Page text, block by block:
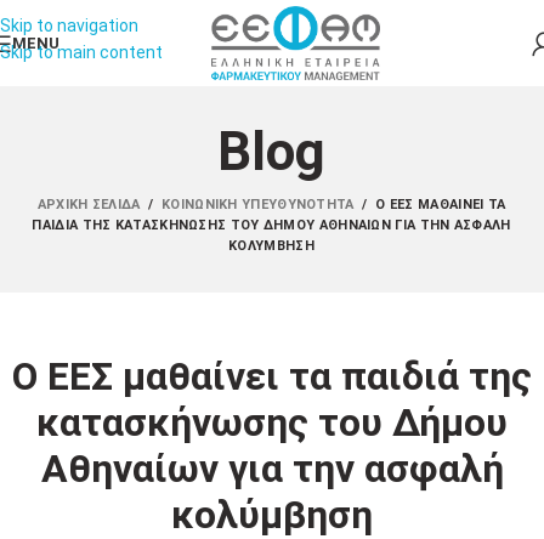
Skip to navigation
Skip to main content
MENU
Blog
ΑΡΧΙΚΉ ΣΕΛΊΔΑ / ΚΟΙΝΩΝΙΚΉ ΥΠΕΥΘΥΝΌΤΗΤΑ /
Ο ΕΕΣ ΜΑΘΑΊΝΕΙ ΤΑ
ΠΑΙΔΙΆ ΤΗΣ ΚΑΤΑΣΚΉΝΩΣΗΣ ΤΟΥ ΔΉΜΟΥ ΑΘΗΝΑΊΩΝ ΓΙΑ ΤΗΝ ΑΣΦΑΛΉ
ΚΟΛΎΜΒΗΣΗ
Ο ΕΕΣ μαθαίνει τα παιδιά της
κατασκήνωσης του Δήμου
Αθηναίων για την ασφαλή
κολύμβηση